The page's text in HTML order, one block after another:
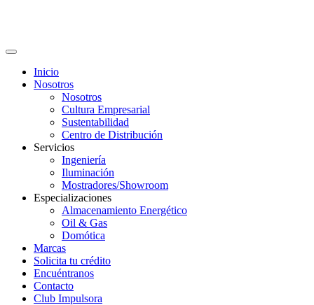
Inicio
Nosotros
Nosotros
Cultura Empresarial
Sustentabilidad
Centro de Distribución
Servicios
Ingeniería
Iluminación
Mostradores/Showroom
Especializaciones
Almacenamiento Energético
Oil & Gas
Domótica
Marcas
Solicita tu crédito
Encuéntranos
Contacto
Club Impulsora